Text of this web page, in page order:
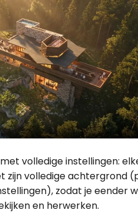
volledige instellingen:
zijn volledige achtergrond
zodat je eender
en herwerken.